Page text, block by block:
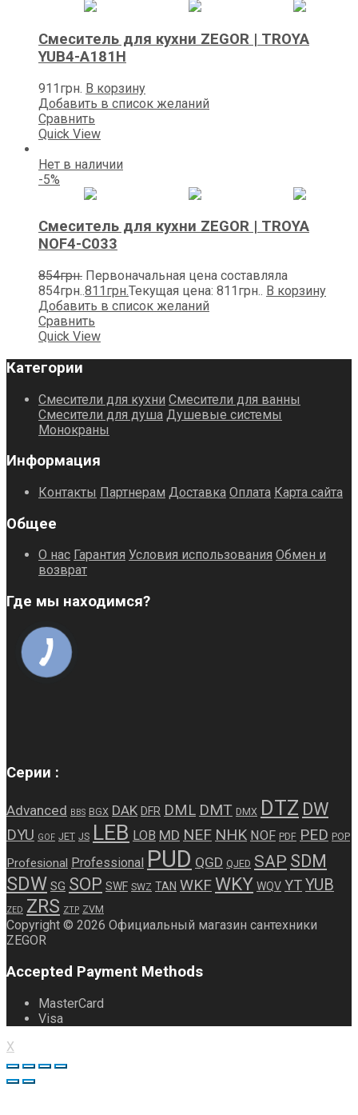
Смеситель для кухни ZEGOR | TROYA
YUB4-А181H
911грн. В корзину
Добавить в список желаний
Сравнить
Quick View
Нет в наличии
-5%
Смеситель для кухни ZEGOR | TROYA
NOF4-C033
854грн. Первоначальная цена составляла
854грн..811грн.Текущая цена: 811грн.. В корзину
Добавить в список желаний
Сравнить
Quick View
Категории
Смесители для кухни Смесители для ванны
Смесители для душа Душевые системы
Монокраны
Информация
Контакты Партнерам Доставка Оплата Карта сайта
Общее
О нас Гарантия Условия использования Обмен и
возврат
Где мы находимся?
Серии :
Advanced BBS BGX DAK DFR DML DMT DMX DTZ DW
DYU GOF JET JS LEB LOB MD NEF NHK NOF PDF PED POP
Profesional Professional PUD QGD QJED SAP SDM
SDW SG SOP SWF SWZ TAN WKFWKY WQV YTYUB
ZED ZRS ZTP ZVM
Copyright © 2026 Официальный магазин сантехники
ZEGOR
Accepted Payment Methods
MasterCard
Visa
X